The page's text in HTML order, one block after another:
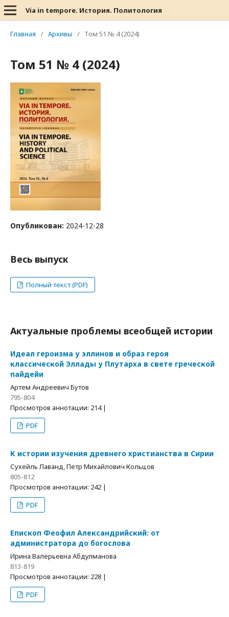
Via in tempore. История. Политология
Главная / Архивы / Том 51 № 4 (2024)
Том 51 № 4 (2024)
Опубликован: 2024-12-28
Весь выпуск
Полный текст (PDF)
Актуальные проблемы всеобщей истории
Идеал героизма у эллинов и образ героя
классической Эллады у Плутарха в свете греческой
пайдейи
Артем Андреевич Бутов
795-804
Просмотров аннотации: 214 |
PDF
К истории изучения древнего христианства в Сирии
Сухейль Лаванд, Петр Михайлович Кольцов
805-812
Просмотров аннотации: 242 |
PDF
Епископ Феофил Александрийский: от
администратора до богослова
Ирина Валерьевна Абдулманова
813-819
Просмотров аннотации: 228 |
PDF